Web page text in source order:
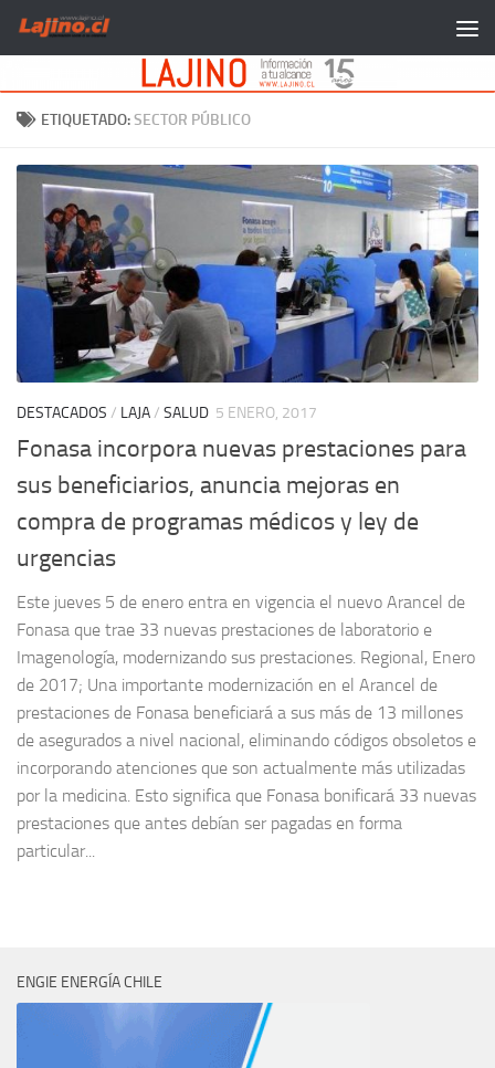
Saltar al contenido
ETIQUETADO:SECTOR PÚBLICO
DESTACADOS / LAJA/ SALUD 5 ENERO, 2017
Fonasa incorpora nuevas prestaciones para
sus beneficiarios, anuncia mejoras en
compra de programas médicos y ley de
urgencias
Este jueves 5 de enero entra en vigencia el nuevo Arancel de
Fonasa que trae 33 nuevas prestaciones de laboratorio e
Imagenología, modernizando sus prestaciones. Regional, Enero
de 2017; Una importante modernización en el Arancel de
prestaciones de Fonasa beneficiará a sus más de 13 millones
de asegurados a nivel nacional, eliminando códigos obsoletos e
incorporando atenciones que son actualmente más utilizadas
por la medicina. Esto significa que Fonasa bonificará 33 nuevas
prestaciones que antes debían ser pagadas en forma
particular...
ENGIE ENERGÍA CHILE